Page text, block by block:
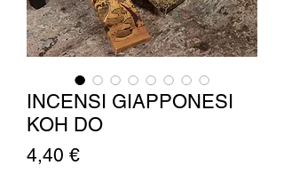
INCENSI GIAPPONESI
KOH DO
4,40 €Prezzo